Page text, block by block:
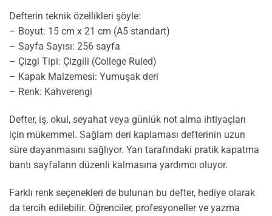
Defterin teknik özellikleri şöyle:
– Boyut: 15 cm x 21 cm (A5 standart)
– Sayfa Sayısı: 256 sayfa
– Çizgi Tipi: Çizgili (College Ruled)
– Kapak Malzemesi: Yumuşak deri
– Renk: Kahverengi
Defter, iş, okul, seyahat veya günlük not alma ihtiyaçları
için mükemmel. Sağlam deri kaplaması defterinin uzun
süre dayanmasını sağlıyor. Yan tarafındaki pratik kapatma
bantı sayfaların düzenli kalmasına yardımcı oluyor.
Farklı renk seçenekleri de bulunan bu defter, hediye olarak
da tercih edilebilir. Öğrenciler, profesyoneller ve yazma